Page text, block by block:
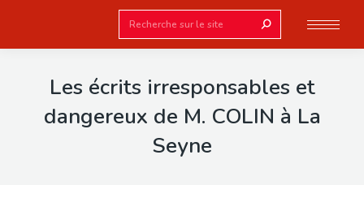
Search:
Les écrits irresponsables et
dangereux de M. COLIN à La
Seyne